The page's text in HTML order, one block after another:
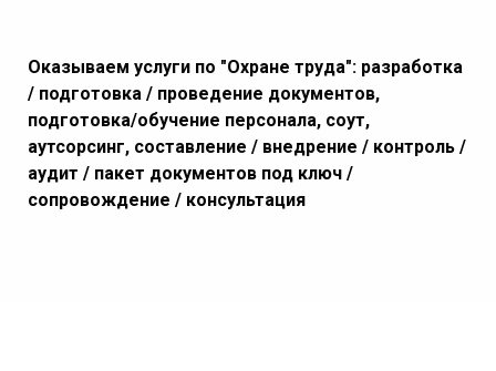
Оказываем услуги по "Охране труда": разработка
/ подготовка / проведение документов,
подготовка/обучение персонала, соут,
аутсорсинг, составление / внедрение / контроль /
аудит / пакет документов под ключ /
сопровождение / консультация